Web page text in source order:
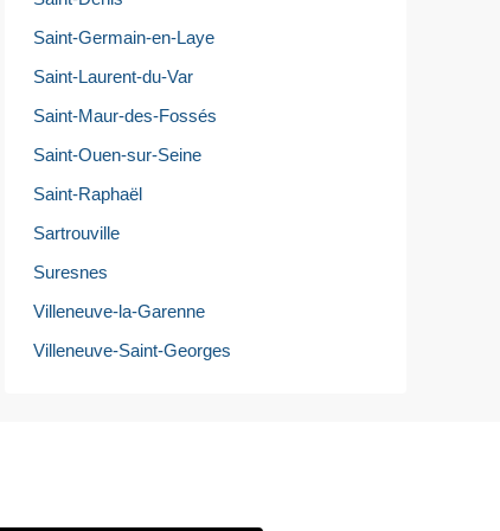
Saint-Germain-en-Laye
Saint-Laurent-du-Var
Saint-Maur-des-Fossés
Saint-Ouen-sur-Seine
Saint-Raphaël
Sartrouville
Suresnes
Villeneuve-la-Garenne
Villeneuve-Saint-Georges